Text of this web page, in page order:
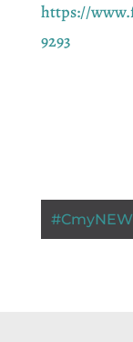
https://
9293
#